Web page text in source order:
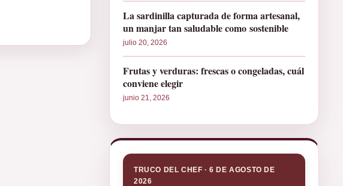
La sardinilla capturada de forma artesanal,
un manjar tan saludable como sostenible
julio 20, 2026
Frutas y verduras: frescas o congeladas, cuál
conviene elegir
junio 21, 2026
TRUCO DEL CHEF · 6 DE AGOSTO DE
2026